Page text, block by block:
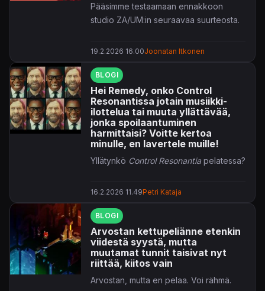
Pääsimme testaamaan ennakkoon
studio ZA/UM:in seuraavaa suurteosta.
19.2.2026 16.00Joonatan Itkonen
BLOGI
Hei Remedy, onko Control
Resonantissa jotain musiikki-
ilottelua tai muuta yllättävää,
jonka spoilaantuminen
harmittaisi? Voitte kertoa
minulle, en lavertele muille!
Yllätynkö Control Resonantia pelatessa?
16.2.2026 11.49Petri Kataja
BLOGI
Arvostan kettupeliänne etenkin
viidestä syystä, mutta
muutamat tunnit taisivat nyt
riittää, kiitos vain
Arvostan, mutta en pelaa. Voi rähmä.